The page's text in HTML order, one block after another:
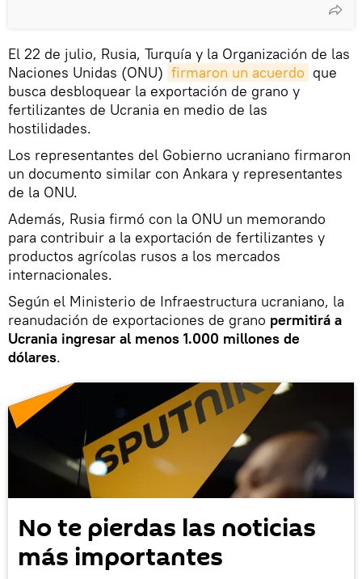
El 22 de julio, Rusia, Turquía y la Organización de las
Naciones Unidas (ONU) firmaron un acuerdo que
busca desbloquear la exportación de grano y
fertilizantes de Ucrania en medio de las
hostilidades.
Los representantes del Gobierno ucraniano firmaron
un documento similar con Ankara y representantes
de la ONU.
Además, Rusia firmó con la ONU un memorando
para contribuir a la exportación de fertilizantes y
productos agrícolas rusos a los mercados
internacionales.
Según el Ministerio de Infraestructura ucraniano, la
reanudación de exportaciones de grano permitirá a
Ucrania ingresar al menos 1.000 millones de
dólares.
No te pierdas las noticias
más importantes